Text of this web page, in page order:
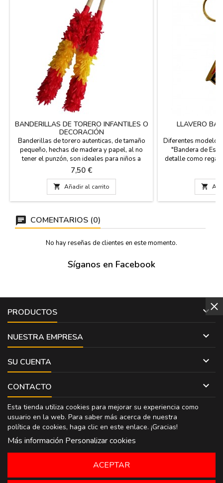
BANDERILLAS DE TORERO INFANTILES O
DECORACIÓN
Banderillas de torero autenticas, de tamaño
pequeño, hechas de madera y papel, al no
tener el punzón, son ideales para niños a
partir de 10 años o bien para decoración.
Medidas: 31 cm. de largo.
Precio
7,50 €
 Añadir al carrito
LLAVERO
Diferentes
"Bandera de
detalle como
grupos de viaje o
amigos y
España, Escudo

COMENTARIOS (0)
No hay reseñas de clientes en este momento.
Síganos en Facebook
PRODUCTOS 
NUESTRA EMPRESA 
SU CUENTA 
CONTACTO 
Esta tienda utiliza cookies para mejorar su experiencia como
usuario en la web. Para saber más acerca de nuestra
política de cookies, haga clic en este enlace. ¡Gracias!
Más información Personalizar cookies
ACEPTAR